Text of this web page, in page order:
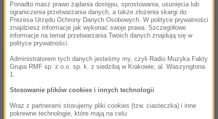
Javier Mascherano podczas oficjalnego pożegnania z Barceloną na
Ponadto masz prawo żądania dostępu, sprostowania, usunięcia lub
ograniczenia przetwarzania danych, a także złożenia skargi do
Prezesa Urzędu Ochrony Danych Osobowych. W polityce prywatności
znajdziesz informacje jak wykonać swoje prawa. Szczegółowe
informacje na temat przetwarzania Twoich danych znajdują się w
polityce prywatności.
Administratorem tych danych jesteśmy my, czyli Radio Muzyka Fakty
Grupa RMF sp. z o.o. sp. k. z siedzibą w Krakowie, al. Waszyngtona
1.
Stosowanie plików cookies i innych technologii
Wraz z partnerami stosujemy pliki cookies (tzw. ciasteczka) i inne
pokrewne technologie, które mają na celu: